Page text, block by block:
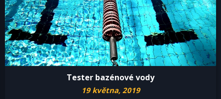
Tester bazénové vody
19 května, 2019